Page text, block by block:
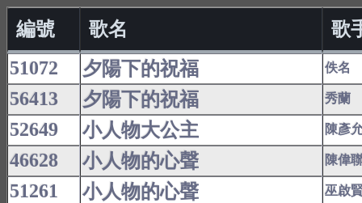
編號 歌名
歌
51072
夕陽下的祝福 佚名
56413 夕陽下的祝福 秀蘭
52649 小人物大公主 陳彥
46628 小人物的心聲 陳偉
51261 小人物的心聲 巫啟